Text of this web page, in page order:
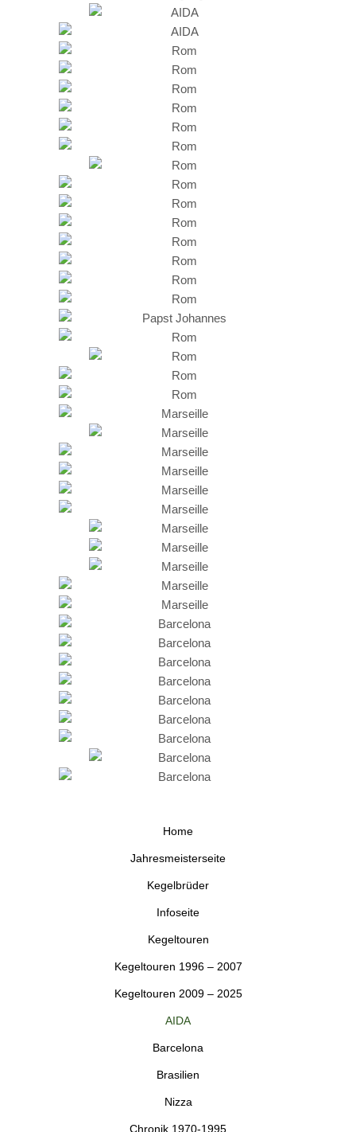
Home
Jahresmeisterseite
Kegelbrüder
Infoseite
Kegeltouren
Kegeltouren 1996 – 2007
Kegeltouren 2009 – 2025
AIDA
Barcelona
Brasilien
Nizza
Chronik 1970-1995